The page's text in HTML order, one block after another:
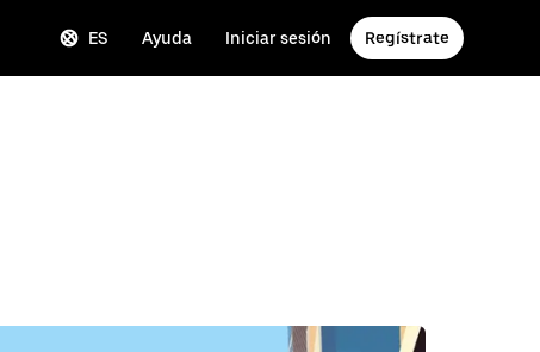
ES Ayuda Iniciar sesión Regístrate